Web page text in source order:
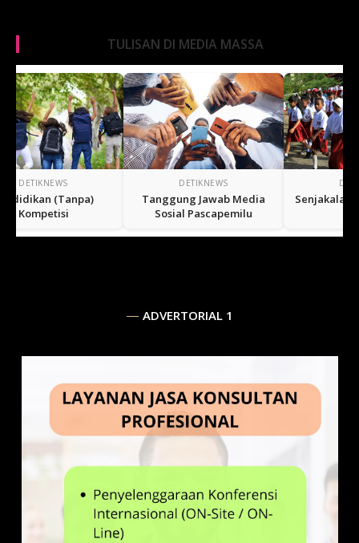
TULISAN DI MEDIA MASSA
DETIKNEWS
Tanggung Jawab Media
Sosial Pascapemilu
DETIKNEWS
Senjakala Sekolah Negeri? Kado
ADVERTORIAL 1